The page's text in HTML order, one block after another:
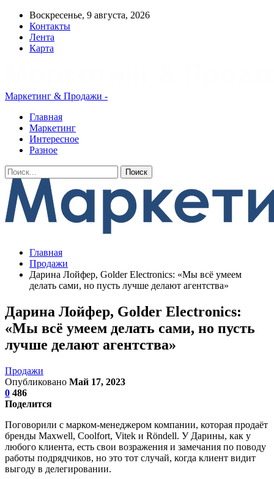
Воскресенье, 9 августа, 2026
Контакты
Лента
Карта
Маркетинг & Продажи -
Главная
Маркетинг
Интересное
Разное
Главная
Продажи
Дарина Лойфер, Golder Electronics: «Мы всё умеем
делать сами, но пусть лучше делают агентства»
Дарина Лойфер, Golder Electronics:
«Мы всё умеем делать сами, но пусть
лучше делают агентства»
Продажи
Опубликовано Май 17, 2023
0 486
Поделится
Поговорили с марком-менеджером компании, которая продаёт
бренды Maxwell, Coolfort, Vitek и Röndell. У Дарины, как у
любого клиента, есть свои возражения и замечания по поводу
работы подрядчиков, но это тот случай, когда клиент видит
выгоду в делегировании.